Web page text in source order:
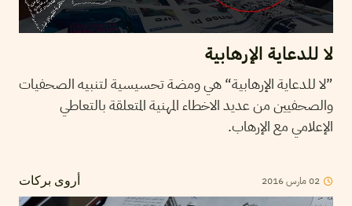
لا للدعاية الإرهابية
”لا للدعاية الإرهابية“ هي ومضة تحسيسية لتنبيه الصحفيات
والصحفيين من عديد الاخطاء المهنية المتعلقة بالتعاطي
الإعلامي مع الإرهاب.
أروى بركات 02مارس2016